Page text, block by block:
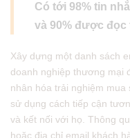
Có tới 98% tin
và 90% được đọc
Xây dựng một danh sách
doanh nghiệp thương mại
nhân hóa trải nghiệm
sử dụng cách tiếp cận
và kết nối với họ. Thông
hoặc địa chỉ email khách